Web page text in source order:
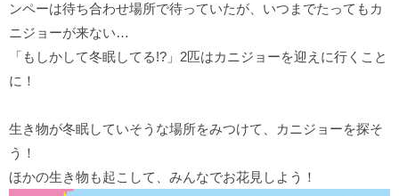
ンペーは待ち合わせ場所で待っていたが、いつまでたってもカ
ニジョーが来ない…
「もしかして冬眠してる!?」2匹はカニジョーを迎えに行くこと
に！
生き物が冬眠していそうな場所をみつけて、カニジョーを探そ
う！
ほかの生き物も起こして、みんなでお花見しよう！